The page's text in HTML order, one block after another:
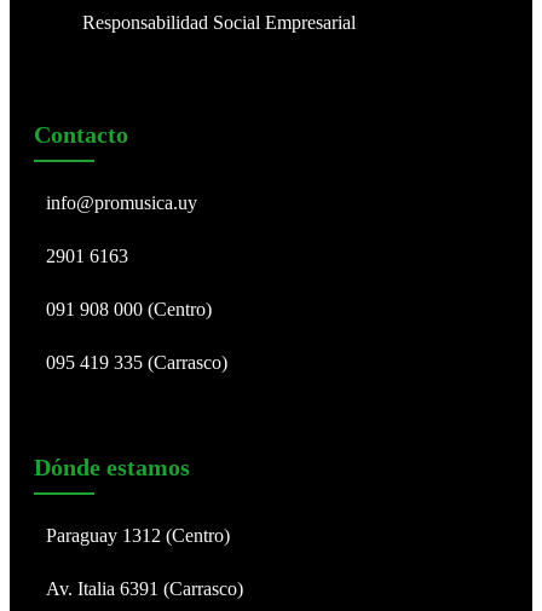
Responsabilidad Social Empresarial
Contacto
info@promusica.uy
2901 6163
091 908 000 (Centro)
095 419 335 (Carrasco)
Dónde estamos
Paraguay 1312 (Centro)
Av. Italia 6391 (Carrasco)